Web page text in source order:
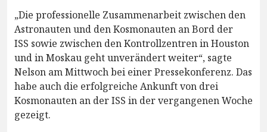
„Die professionelle Zusammenarbeit zwischen den
Astronauten und den Kosmonauten an Bord der
ISS sowie zwischen den Kontrollzentren in Houston
und in Moskau geht unverändert weiter“, sagte
Nelson am Mittwoch bei einer Pressekonferenz. Das
habe auch die erfolgreiche Ankunft von drei
Kosmonauten an der ISS in der vergangenen Woche
gezeigt.